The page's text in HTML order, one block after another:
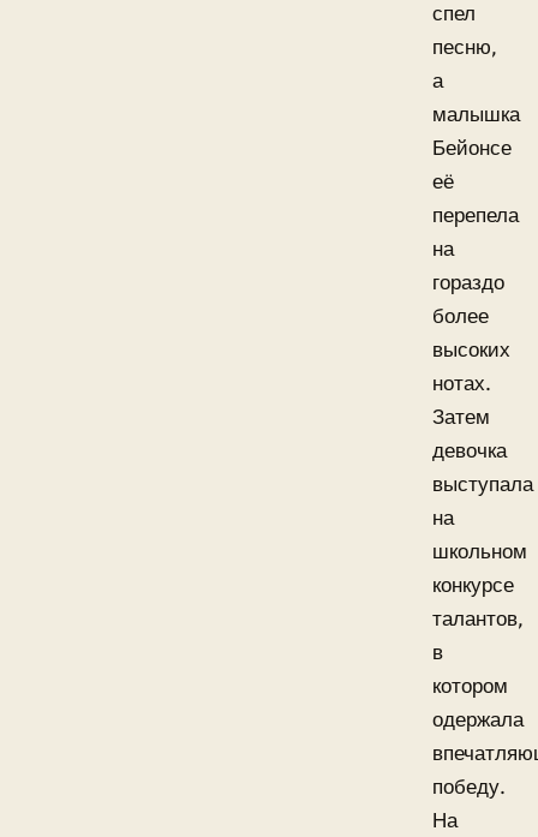
спел
песню,
а
малышка
Бейонсе
её
перепела
на
гораздо
более
высоких
нотах.
Затем
девочка
выступала
на
школьном
конкурсе
талантов,
в
котором
одержала
победу.
На